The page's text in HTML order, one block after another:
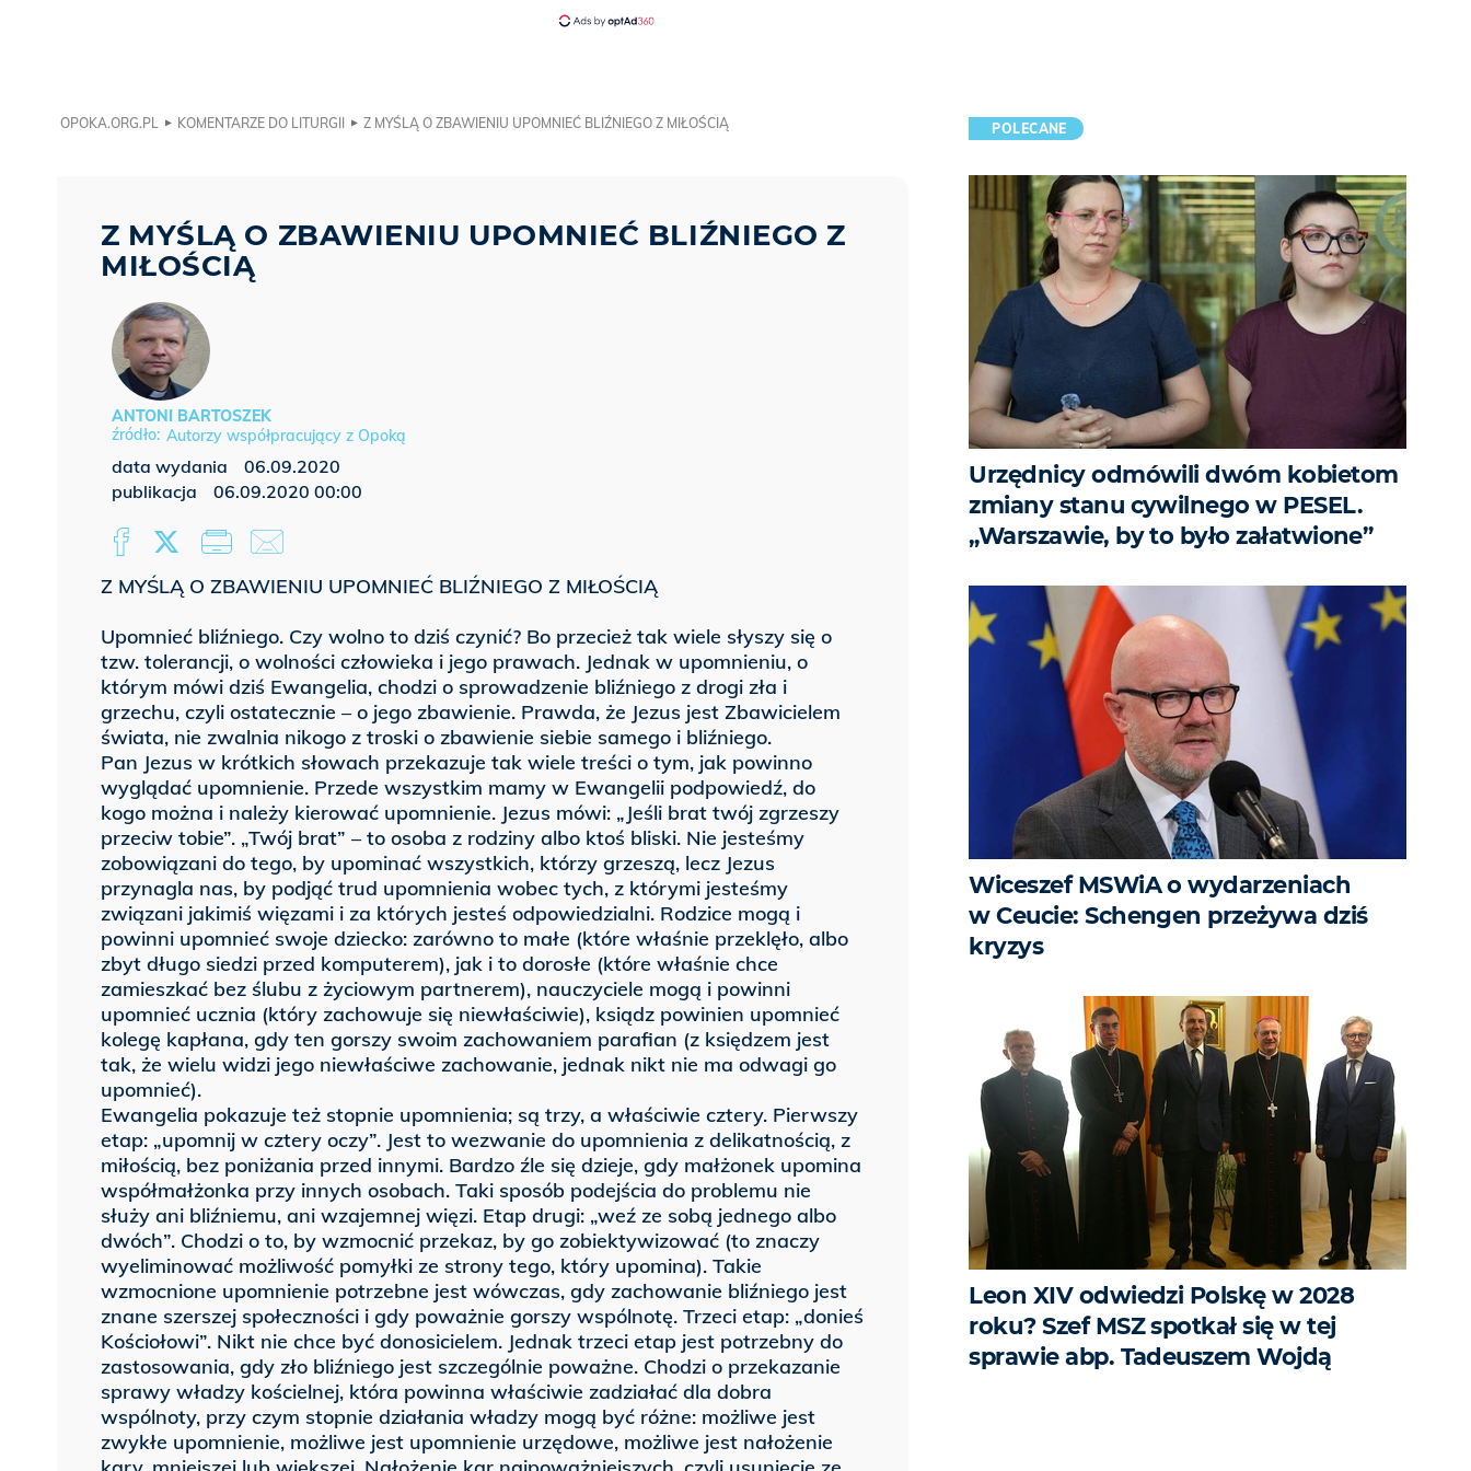
OPOKA.ORG.PL KOMENTARZE DO LITURGII Z MYŚLĄ O ZBAWIENIU UPOMNIEĆ BLIŹNIEGO Z MIŁOŚCIĄ
Z MYŚLĄ O ZBAWIENIU UPOMNIEĆ BLIŹNIEGO Z
MIŁOŚCIĄ
Z MYŚLĄ O ZBAWIENIU UPOMNIEĆ BLIŹNIEGO Z MIŁOŚCIĄ
Upomnieć bliźniego. Czy wolno to dziś czynić? Bo przecież tak wiele słyszy się o
tzw. tolerancji, o wolności człowieka i jego prawach. Jednak w upomnieniu, o
którym mówi dziś Ewangelia, chodzi o sprowadzenie bliźniego z drogi zła i
grzechu, czyli ostatecznie – o jego zbawienie. Prawda, że Jezus jest Zbawicielem
świata, nie zwalnia nikogo z troski o zbawienie siebie samego i bliźniego.
Pan Jezus w krótkich słowach przekazuje tak wiele treści o tym, jak powinno
wyglądać upomnienie. Przede wszystkim mamy w Ewangelii podpowiedź, do
kogo można i należy kierować upomnienie. Jezus mówi: „Jeśli brat twój zgrzeszy
przeciw tobie”. „Twój brat” – to osoba z rodziny albo ktoś bliski. Nie jesteśmy
zobowiązani do tego, by upominać wszystkich, którzy grzeszą, lecz Jezus
przynagla nas, by podjąć trud upomnienia wobec tych, z którymi jesteśmy
związani jakimiś więzami i za których jesteś odpowiedzialni. Rodzice mogą i
powinni upomnieć swoje dziecko: zarówno to małe (które właśnie przeklęło, albo
zbyt długo siedzi przed komputerem), jak i to dorosłe (które właśnie chce
zamieszkać bez ślubu z życiowym partnerem), nauczyciele mogą i powinni
upomnieć ucznia (który zachowuje się niewłaściwie), ksiądz powinien upomnieć
kolegę kapłana, gdy ten gorszy swoim zachowaniem parafian (z księdzem jest
tak, że wielu widzi jego niewłaściwe zachowanie, jednak nikt nie ma odwagi go
upomnieć).
Ewangelia pokazuje też stopnie upomnienia; są trzy, a właściwie cztery. Pierwszy
etap: „upomnij w cztery oczy”. Jest to wezwanie do upomnienia z delikatnością, z
miłością, bez poniżania przed innymi. Bardzo źle się dzieje, gdy małżonek upomina
współmałżonka przy innych osobach. Taki sposób podejścia do problemu nie
służy ani bliźniemu, ani wzajemnej więzi. Etap drugi: „weź ze sobą jednego albo
dwóch”. Chodzi o to, by wzmocnić przekaz, by go zobiektywizować (to znaczy
wyeliminować możliwość pomyłki ze strony tego, który upomina). Takie
wzmocnione upomnienie potrzebne jest wówczas, gdy zachowanie bliźniego jest
znane szerszej społeczności i gdy poważnie gorszy wspólnotę. Trzeci etap: „donieś
Kościołowi”. Nikt nie chce być donosicielem. Jednak trzeci etap jest potrzebny do
zastosowania, gdy zło bliźniego jest szczególnie poważne. Chodzi o przekazanie
sprawy władzy kościelnej, która powinna właściwie zadziałać dla dobra
wspólnoty, przy czym stopnie działania władzy mogą być różne: możliwe jest
zwykłe upomnienie, możliwe jest upomnienie urzędowe, możliwe jest nałożenie
ANTONI BARTOSZEK
Autorzy współpracujący z Opoką
data wydania
06.09.2020
publikacja
06.09.2020 00:00
POLECANE
Urzędnicy odmówili dwóm kobietom
zmiany stanu cywilnego w PESEL.
„Warszawie, by to było załatwione”
Wiceszef MSWiA o wydarzeniach
w Ceucie: Schengen przeżywa dziś
kryzys
Leon XIV odwiedzi Polskę w 2028
roku? Szef MSZ spotkał się w tej
sprawie abp. Tadeuszem Wojdą